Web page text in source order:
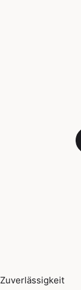
Zuverlässigkeit